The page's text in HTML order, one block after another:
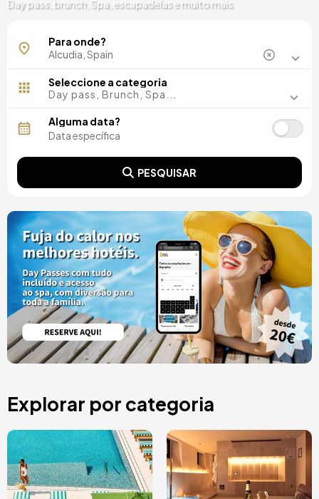
Day pass, brunch, Spa, escapadelas e muito mais
Para onde?
Seleccione a categoria
Day pass, Brunch, Spa...
Alguma data?
PESQUISAR
Explorar por categoria